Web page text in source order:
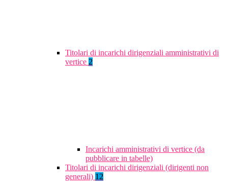
Titolari di incarichi dirigenziali amministrativi di
vertice 2
Incarichi amministrativi di vertice (da
pubblicare in tabelle)
Titolari di incarichi dirigenziali (dirigenti non
generali) 12